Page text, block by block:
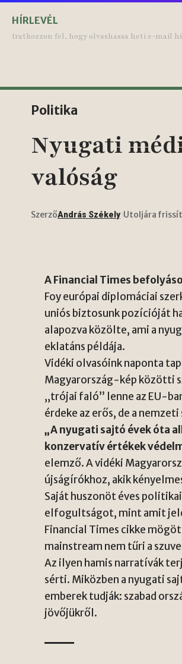
HÍRLEVÉL
Iratkozzon fel, hogy olvashassa heti e-mail
Politika
Nyugati
valóság
SzerzőAndrás Székely Utoljára
A Financial Times
Foy európai diplomáciai
uniós biztosunk pozícióját
alapozva közölte, ami a
eklatáns példája.
Vidéki olvasóink naponta
Magyarország-kép közötti
„trójai faló” lenne az EU-
érdeke az erős, de a
„A nyugati sajtó évek óta
konzervatív értékek
elemző. A vidéki
újságírókhoz, akik
Saját huszonöt éves
elfogultságot, mint amit
Financial Times cikke
mainstream nem tűri a
Az ilyen hamis narratívák
sérti. Miközben a nyugati
emberek tudják: szabad
jövőjükről.